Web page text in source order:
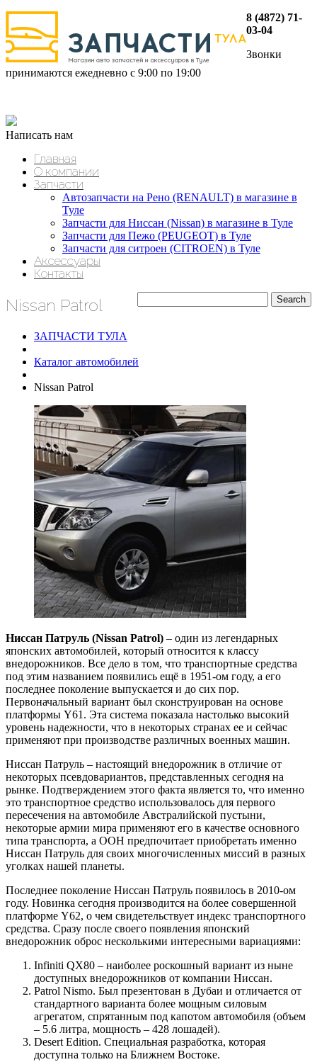
8 (4872) 71-
03-04
Звонки
принимаются ежедневно с 9:00 по 19:00
Написать нам
Главная
О компании
Запчасти
Автозапчасти на Рено (RENAULT) в магазине в
Туле
Запчасти для Ниссан (Nissan) в магазине в Туле
Запчасти для Пежо (PEUGEOT) в Туле
Запчасти для ситроен (CITROEN) в Туле
Аксессуары
Контакты
Nissan Patrol
ЗАПЧАСТИ ТУЛА
Каталог автомобилей
Nissan Patrol
Ниссан Патруль (Nissan Patrol) – один из легендарных
японских автомобилей, который относится к классу
внедорожников. Все дело в том, что транспортные средства
под этим названием появились ещё в 1951-ом году, а его
последнее поколение выпускается и до сих пор.
Первоначальный вариант был сконструирован на основе
платформы Y61. Эта система показала настолько высокий
уровень надежности, что в некоторых странах ее и сейчас
применяют при производстве различных военных машин.
Ниссан Патруль – настоящий внедорожник в отличие от
некоторых псевдовариантов, представленных сегодня на
рынке. Подтверждением этого факта является то, что именно
это транспортное средство использовалось для первого
пересечения на автомобиле Австралийской пустыни,
некоторые армии мира применяют его в качестве основного
типа транспорта, а ООН предпочитает приобретать именно
Ниссан Патруль для своих многочисленных миссий в разных
уголках нашей планеты.
Последнее поколение Ниссан Патруль появилось в 2010-ом
году. Новинка сегодня производится на более совершенной
платформе Y62, о чем свидетельствует индекс транспортного
средства. Сразу после своего появления японский
внедорожник оброс несколькими интересными вариациями:
Infiniti QX80 – наиболее роскошный вариант из ныне
доступных внедорожников от компании Ниссан.
Patrol Nismo. Был презентован в Дубаи и отличается от
стандартного варианта более мощным силовым
агрегатом, спрятанным под капотом автомобиля (объем
– 5.6 литра, мощность – 428 лошадей).
Desert Edition. Специальная разработка, которая
доступна только на Ближнем Востоке.